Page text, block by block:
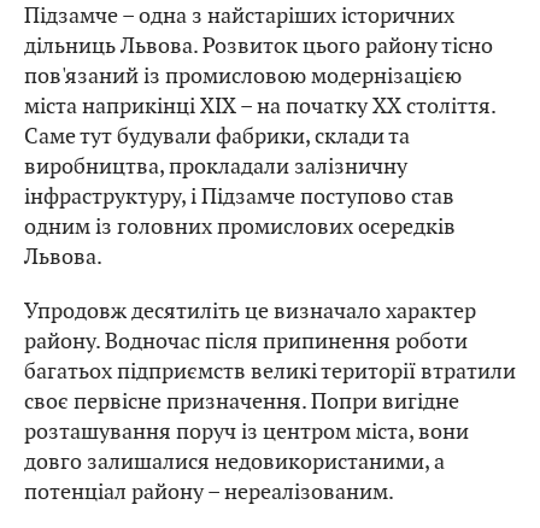
Підзамче – одна з найстаріших історичних
дільниць Львова. Розвиток цього району тісно
пов'язаний із промисловою модернізацією
міста наприкінці XIX – на початку XX століття.
Саме тут будували фабрики, склади та
виробництва, прокладали залізничну
інфраструктуру, і Підзамче поступово став
одним із головних промислових осередків
Львова.
Упродовж десятиліть це визначало характер
району. Водночас після припинення роботи
багатьох підприємств великі території втратили
своє первісне призначення. Попри вигідне
розташування поруч із центром міста, вони
довго залишалися недовикористаними, а
потенціал району – нереалізованим.